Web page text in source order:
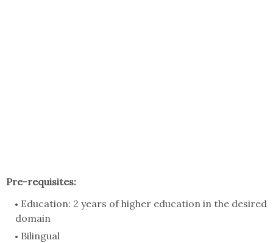
Pre-requisites:
Education: 2 years of higher education in the desired
domain
Bilingual